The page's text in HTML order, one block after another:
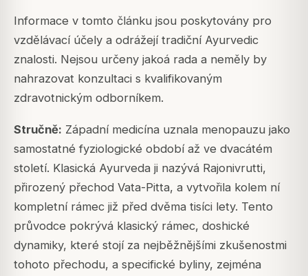
Informace v tomto článku jsou poskytovány pro
vzdělávací účely a odrážejí tradiční Ayurvedic
znalosti. Nejsou určeny jakoá rada a neměly by
nahrazovat konzultaci s kvalifikovaným
zdravotnickým odborníkem.
Stručně: Západní medicína uznala menopauzu jako
samostatné fyziologické období až ve dvacátém
století. Klasická Ayurveda ji nazývá Rajonivrutti,
přirozený přechod Vata-Pitta, a vytvořila kolem ní
kompletní rámec již před dvěma tisíci lety. Tento
průvodce pokrývá klasický rámec, doshické
dynamiky, které stojí za nejběžnějšími zkušenostmi
tohoto přechodu, a specifické byliny, zejména